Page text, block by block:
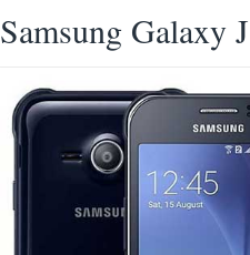
Samsung Galaxy